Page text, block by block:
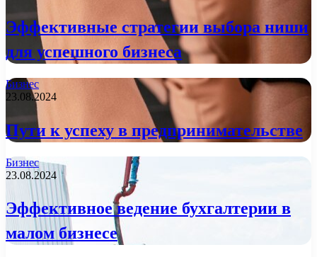
Эффективные стратегии выбора ниши
для успешного бизнеса
Бизнес
23.08.2024
Пути к успеху в предпринимательстве
Бизнес
23.08.2024
Эффективное ведение бухгалтерии в
малом бизнесе